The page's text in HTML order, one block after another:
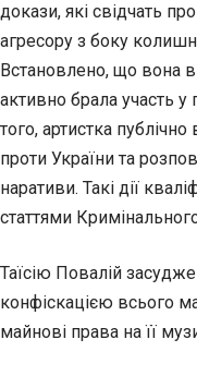
докази, які свідчать
агресору з боку
Встановлено, що вона
активно брала участь у
того, артистка
проти України та
наративи. Такі дії
статтями
Таїсію Повалій
конфіскацією всього
майнові права на її